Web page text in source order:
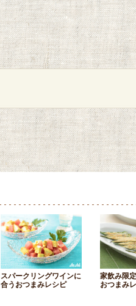
スパークリングワインに
合うおつまみレシピ
家飲み限
おつまみ